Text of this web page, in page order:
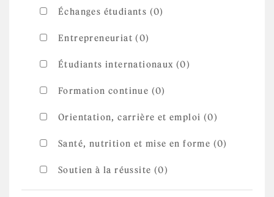
Échanges étudiants (0)
Entrepreneuriat (0)
Étudiants internationaux (0)
Formation continue (0)
Orientation, carrière et emploi (0)
Santé, nutrition et mise en forme (0)
Soutien à la réussite (0)